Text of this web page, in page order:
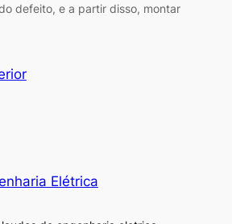
defeito, e a partir disso, montar
Elétrica